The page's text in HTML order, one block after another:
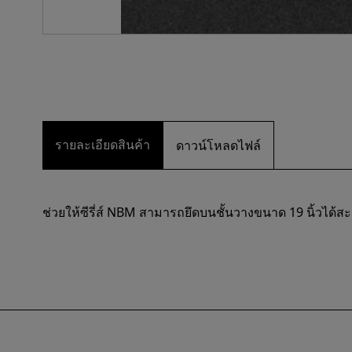
รายละเอียดสินค้า ดาวน์โหลดไฟล์
ช่วยให้ซีรี่ส์ NBM สามารถยึดบนชั้นวางขนาด 19 นิ้วได้ส